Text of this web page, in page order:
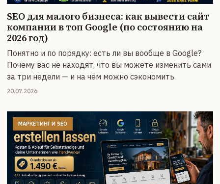
SEO для малого бизнеса: как вывести сайт
компании в топ Google (по состоянию на
2026 год)
Понятно и по порядку: есть ли вы вообще в Google?
Почему вас не находят, что вы можете изменить сами
за три недели — и на чём можно сэкономить.
20.07.2026
МАРКЕТИНГ И SEO